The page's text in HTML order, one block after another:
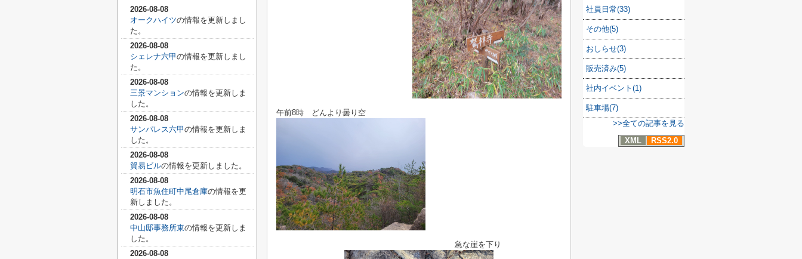
午前8時 どんより曇り空
急な崖を下り
社員日常(33)
その他(5)
おしらせ(3)
販売済み(5)
社内イベント(1)
駐車場(7)
>>全ての記事を見る
XML
RSS2.0
2026-08-08
オークハイツの情報を更新しまし
た。
2026-08-08
シェレナ六甲の情報を更新しまし
た。
2026-08-08
三景マンションの情報を更新しま
した。
2026-08-08
サンパレス六甲の情報を更新しま
した。
2026-08-08
貿易ビルの情報を更新しました。
2026-08-08
明石市魚住町中尾倉庫の情報を更
新しました。
2026-08-08
中山邸事務所東の情報を更新しま
した。
2026-08-08